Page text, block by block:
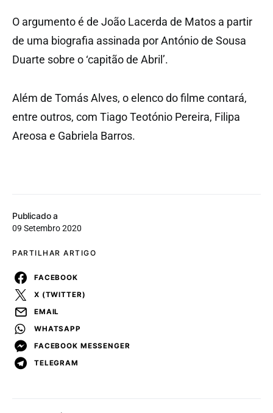
Publicado a
09 Setembro 2020
PARTILHAR ARTIGO
FACEBOOK
X (TWITTER)
EMAIL
WHATSAPP
FACEBOOK MESSENGER
TELEGRAM
O argumento é de João Lacerda de Matos a partir
de uma biografia assinada por António de Sousa
Duarte sobre o ‘capitão de Abril’.
Além de Tomás Alves, o elenco do filme contará,
entre outros, com Tiago Teotónio Pereira, Filipa
Areosa e Gabriela Barros.